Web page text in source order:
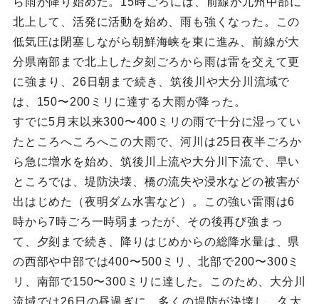
北上して、活発に活動を始め、雨も強くなった。この
低気圧は閉塞しながら朝鮮海峡を東に進み、前線が大
分県南部まで北上した夕刻ごろから雨は雷を交えて更
に強まり、26日朝まで続き、筑後川や大分川流域で
は、150〜200ミリに達する大雨が降った。
すでに5月末以来300〜400ミリの雨で十分に湿ってい
たところへころへこの大雨で、河川は25日夜半ごろか
ら急に増水を始め、筑後川上流や大分川下流で、早い
ところでは、堤防決壊、橋の流失や浸水などの被害が
出はじめた（夜明ダム水害など）。この強い雷雨は6
時から7時ごろ一時弱まったが、その後再び強まっ
て、夕刻まで続き、降りはじめからの総降水量は、県
の西部や中部では400〜500ミリ、北部で200〜300ミ
リ、南部で150〜300ミリに達した。このため、大分川
流域では26日の昼過ぎに、多くの堤防が決壊し、久大